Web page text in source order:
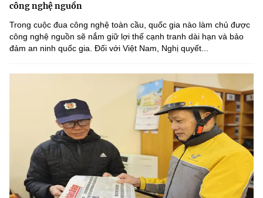
công nghệ nguồn
Trong cuộc đua công nghệ toàn cầu, quốc gia nào làm chủ được
công nghệ nguồn sẽ nắm giữ lợi thế cạnh tranh dài hạn và bảo
đảm an ninh quốc gia. Đối với Việt Nam, Nghị quyết...